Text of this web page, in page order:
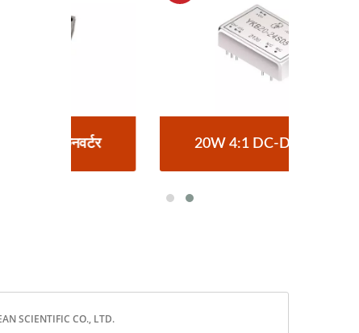
20W 4:1 DC-DC कनवर्टर
SCIENTIFIC CO., LTD.